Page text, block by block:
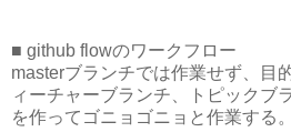
■ github flowのワークフロー
masterブランチでは作業せず、目
ィーチャーブランチ、トピックブ
を作ってゴニョゴニョと作業する。